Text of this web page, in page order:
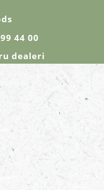
44 00
dealeri